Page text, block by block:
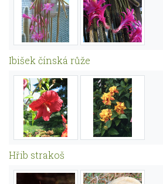
Ibišek čínská růže
Hřib strakoš